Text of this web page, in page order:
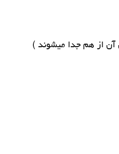
آن از هم جدا میشوند )